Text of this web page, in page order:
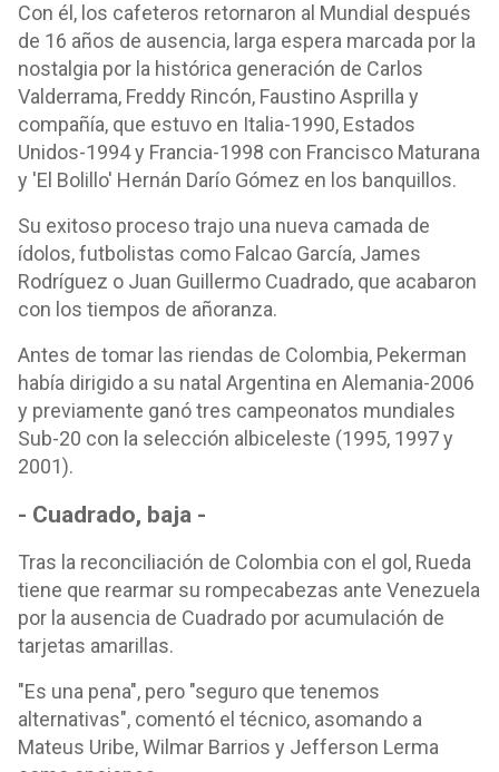
Con él, los cafeteros retornaron al Mundial después
de 16 años de ausencia, larga espera marcada por la
nostalgia por la histórica generación de Carlos
Valderrama, Freddy Rincón, Faustino Asprilla y
compañía, que estuvo en Italia-1990, Estados
Unidos-1994 y Francia-1998 con Francisco Maturana
y 'El Bolillo' Hernán Darío Gómez en los banquillos.
Su exitoso proceso trajo una nueva camada de
ídolos, futbolistas como Falcao García, James
Rodríguez o Juan Guillermo Cuadrado, que acabaron
con los tiempos de añoranza.
Antes de tomar las riendas de Colombia, Pekerman
había dirigido a su natal Argentina en Alemania-2006
y previamente ganó tres campeonatos mundiales
Sub-20 con la selección albiceleste (1995, 1997 y
2001).
- Cuadrado, baja -
Tras la reconciliación de Colombia con el gol, Rueda
tiene que rearmar su rompecabezas ante Venezuela
por la ausencia de Cuadrado por acumulación de
tarjetas amarillas.
"Es una pena", pero "seguro que tenemos
alternativas", comentó el técnico, asomando a
Mateus Uribe, Wilmar Barrios y Jefferson Lerma